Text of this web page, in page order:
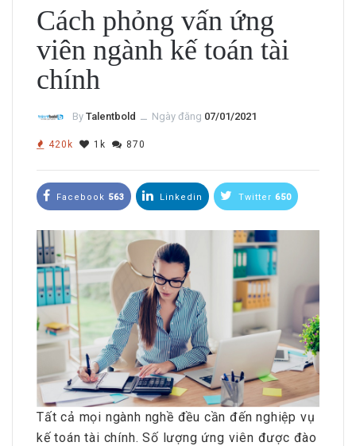
Cách phỏng vấn ứng
viên ngành kế toán tài
chính
By Talentbold ــ Ngày đăng 07/01/2021
420k 1k 870
Facebook 563 Linkedin Twitter 650
Tất cả mọi ngành nghề đều cần đến nghiệp vụ
kế toán tài chính. Số lượng ứng viên được đào